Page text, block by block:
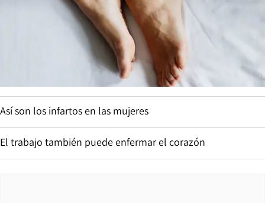
Así son los infartos en las mujeres
El trabajo también puede enfermar el corazón